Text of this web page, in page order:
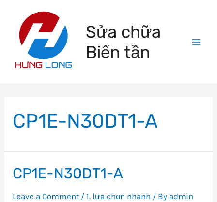
content
Sửa chữa
Biến tần
CP1E-N30DT1-A
CP1E-N30DT1-A
Leave a Comment /1. lựa chọn nhanh / By admin